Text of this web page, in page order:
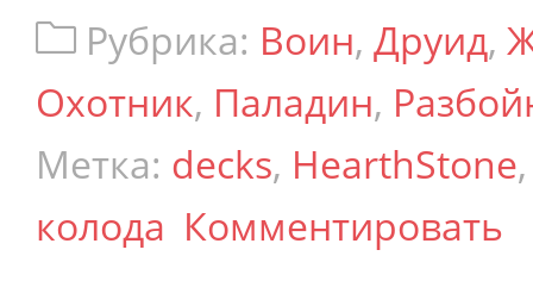
Рубрика: Воин, Друид,
Охотник, Паладин,
Метка: decks, HearthStone
колода Комментировать